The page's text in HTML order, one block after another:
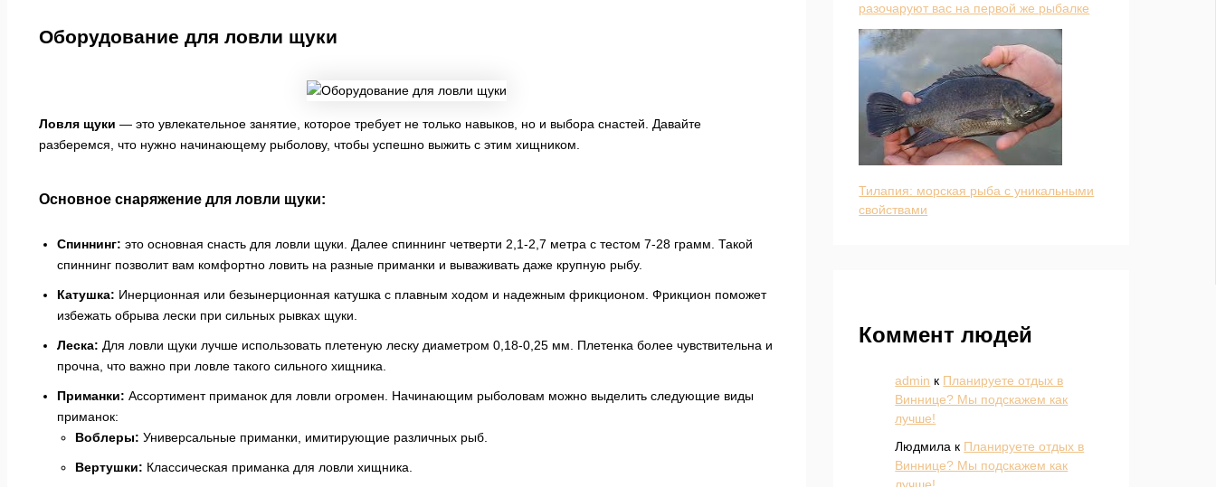
Оборудование для ловли щуки
Ловля щуки — это увлекательное занятие, которое требует не только навыков, но и выбора снастей. Давайте
разберемся, что нужно начинающему рыболову, чтобы успешно выжить с этим хищником.
Основное снаряжение для ловли щуки:
Спиннинг: это основная снасть для ловли щуки. Далее спиннинг четверти 2,1-2,7 метра с тестом 7-28 грамм. Такой
спиннинг позволит вам комфортно ловить на разные приманки и вываживать даже крупную рыбу.
Катушка: Инерционная или безынерционная катушка с плавным ходом и надежным фрикционом. Фрикцион поможет
избежать обрыва лески при сильных рывках щуки.
Леска: Для ловли щуки лучше использовать плетеную леску диаметром 0,18-0,25 мм. Плетенка более чувствительна и
прочна, что важно при ловле такого сильного хищника.
Приманки: Ассортимент приманок для ловли огромен. Начинающим рыболовам можно выделить следующие виды
приманок:
Воблеры: Универсальные приманки, имитирующие различных рыб.
Вертушки: Классическая приманка для ловли хищника.
разочаруют вас на первой же рыбалке
Тилапия: морская рыба с уникальными
свойствами
Коммент людей
admin к Планируете отдых в
Виннице? Мы подскажем как
лучше!
Людмила к Планируете отдых в
Виннице? Мы подскажем как